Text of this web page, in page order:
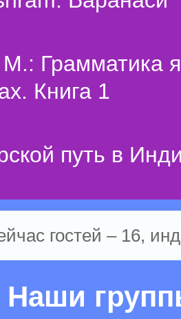
Грамматика
Книга 1
путь в
гостей – 16,
Наши